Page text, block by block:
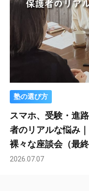
塾の選び方
スマホ、受験・進
者のリアルな悩み
裸々な座談会（最終
2026.07.07